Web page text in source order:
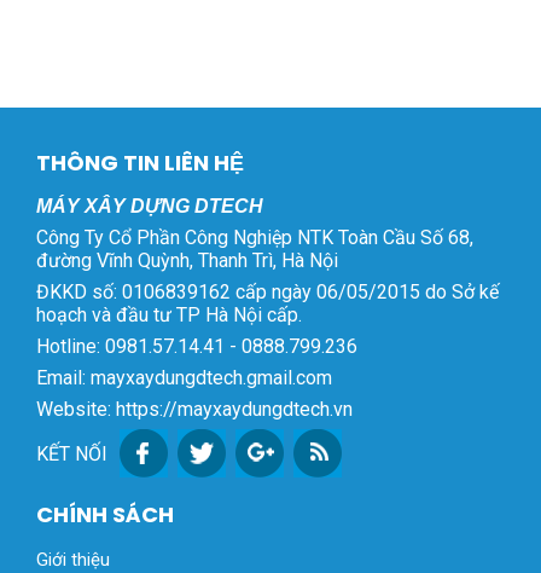
THÔNG TIN LIÊN HỆ
MÁY XÂY DỰNG DTECH
Công Ty Cổ Phần Công Nghiệp NTK Toàn Cầu Số 68,
đường Vĩnh Quỳnh, Thanh Trì, Hà Nội
ĐKKD số: 0106839162 cấp ngày 06/05/2015 do Sở kế
hoạch và đầu tư TP Hà Nội cấp.
Hotline: 0981.57.14.41 - 0888.799.236
Email: mayxaydungdtech.gmail.com
Website: https://mayxaydungdtech.vn
KẾT NỐI
CHÍNH SÁCH
Giới thiệu